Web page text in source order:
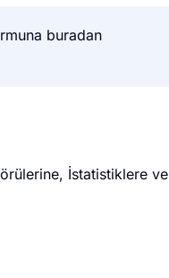
buradan
İstatistiklere ve